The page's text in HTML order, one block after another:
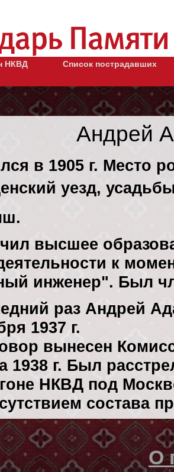
НКВД
Список пострадавших
Андрей
в 1905 г. Место
уезд,
высшее
к
инженер". Был
раз Андрей
1937 г.
вынесен
1938 г. Был
НКВД под
состава
О